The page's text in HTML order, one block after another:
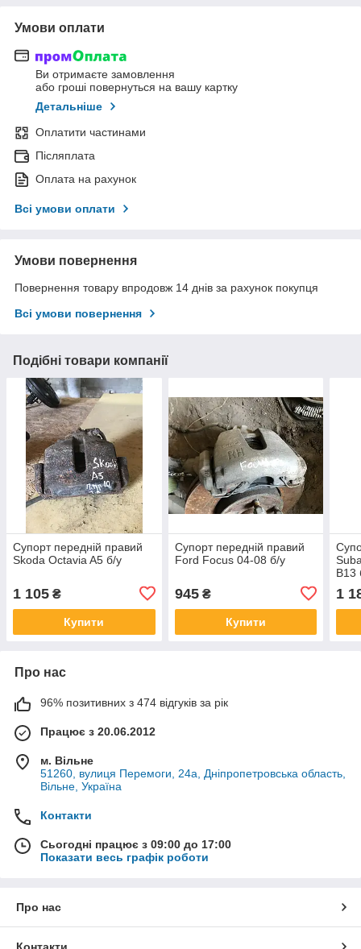
Умови оплати
Ви отримаєте замовлення
або гроші повернуться на вашу картку
Детальніше
Оплатити частинами
Післяплата
Оплата на рахунок
Всі умови оплати
Умови повернення
Повернення товару впродовж 14 днів за рахунок покупця
Всі умови повернення
Подібні товари компанії
Супорт передній правий
Skoda Octavia A5 б/у
1 105 ₴
Купити
Супорт передній правий
Ford Focus 04-08 б/у
945₴
Купити
B13
1
Про нас
96% позитивних з 474 відгуків за рік
Працює з 20.06.2012
м. Вільне
51260, вулиця Перемоги, 24а, Дніпропетровська область,
Вільне, Україна
Контакти
Сьогодні працює з 09:00 до 17:00
Показати весь графік роботи
Про нас